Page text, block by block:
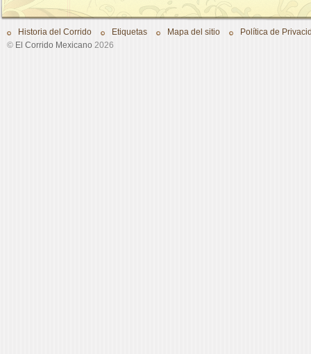
Historia del Corrido Etiquetas Mapa del sitio
Política de
© El Corrido Mexicano 2026